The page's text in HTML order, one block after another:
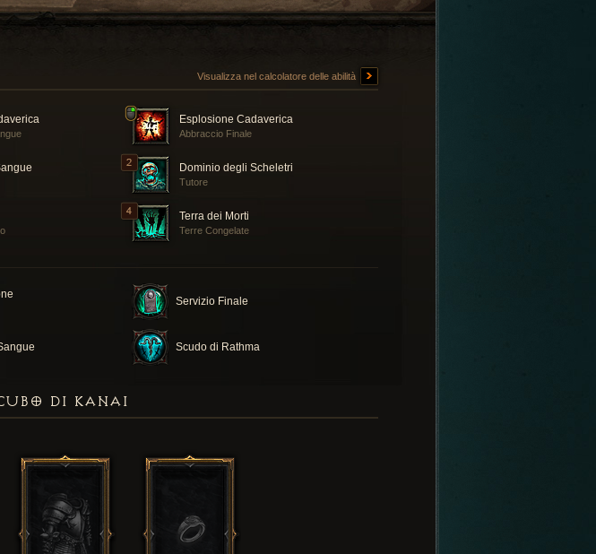
Visualizza nel calcolatore delle abilità
Esplosione Cadaverica
Abbraccio Finale
Dominio degli Scheletri
Tutore
Terra dei Morti
Terre Congelate
Servizio Finale
Scudo di Rathma
DI KANAI